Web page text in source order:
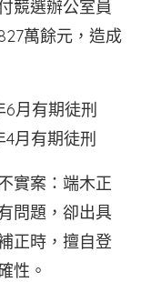
競選辦公室員
萬餘元，造成
月有期徒刑
月有期徒刑
實案：端木正
問題，卻出具
正時，擅自登
性。